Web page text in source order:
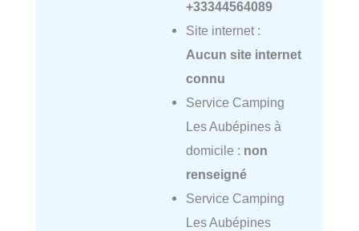
+33344564089
Site internet :
Aucun site internet
connu
Service Camping
Les Aubépines à
domicile : non
renseigné
Service Camping
Les Aubépines